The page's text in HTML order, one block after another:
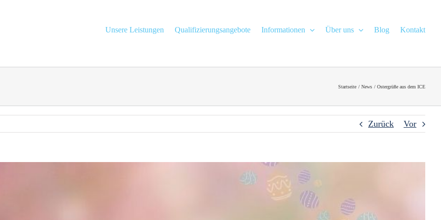
Unsere Leistungen Qualifizierungsangebote Informationen Über uns Blog Kontakt
Startseite News Ostergrüße aus dem ICE
Zurück Vor